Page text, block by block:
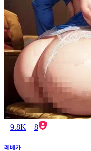
9.8K 8
레베카